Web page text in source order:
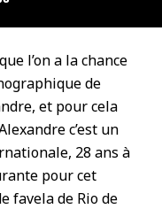
l’on a la chance
de
et pour cela
c’est un
28 ans à
pour cet
favela de Rio de